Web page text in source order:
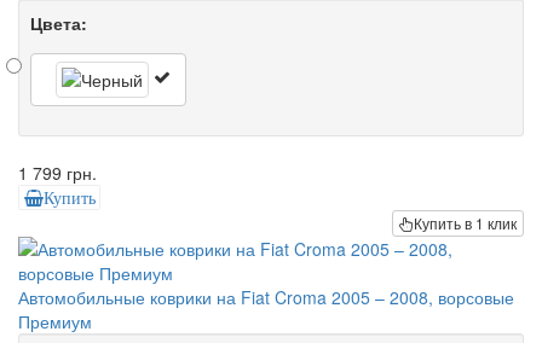
Цвета:
1 799 грн.
Купить
Купить в 1 клик
Автомобильные коврики на Fiat Croma 2005 – 2008, ворсовые
Премиум